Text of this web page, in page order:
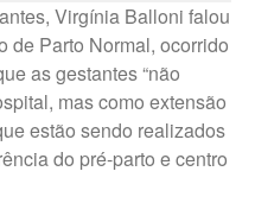
Fale Conosco – Ibirarema
Fale Conosco – Campos Novos
Paulista
Fale Conosco – Marília
Bressane
Virgínia Balloni falou
de Parto Normal, ocorrido
as gestantes “não
mas como extensão
estão sendo realizados
do pré-parto e centro